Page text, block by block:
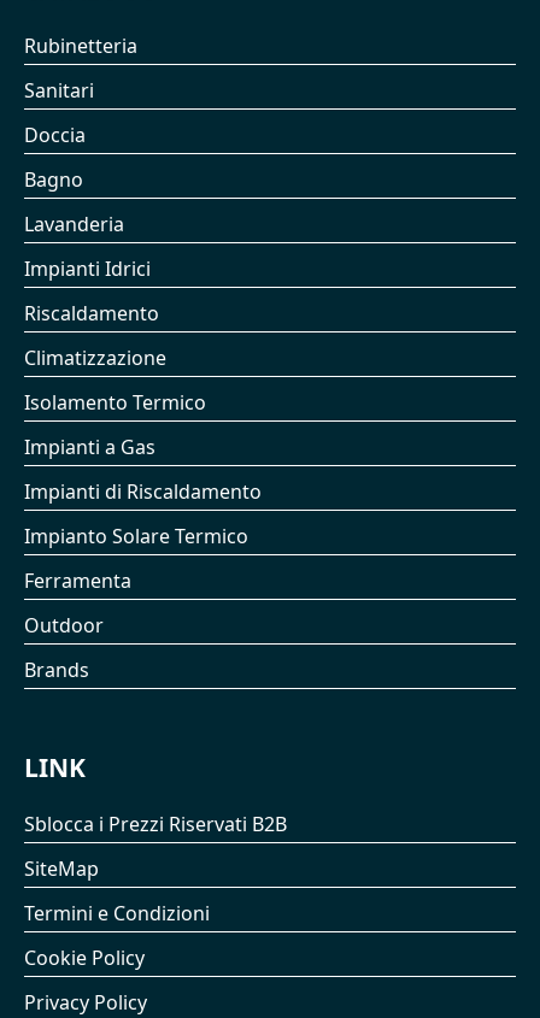
Rubinetteria
Sanitari
Doccia
Bagno
Lavanderia
Impianti Idrici
Riscaldamento
Climatizzazione
Isolamento Termico
Impianti a Gas
Impianti di Riscaldamento
Impianto Solare Termico
Ferramenta
Outdoor
Brands
LINK
Sblocca i Prezzi Riservati B2B
SiteMap
Termini e Condizioni
Cookie Policy
Privacy Policy